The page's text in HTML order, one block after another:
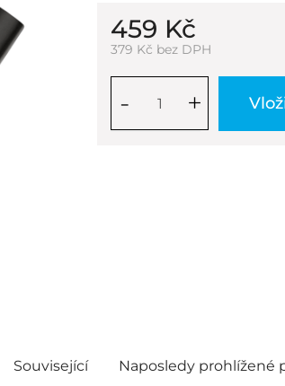
459 Kč
379 Kč bez DPH
+
-
Související Naposledy prohlížené